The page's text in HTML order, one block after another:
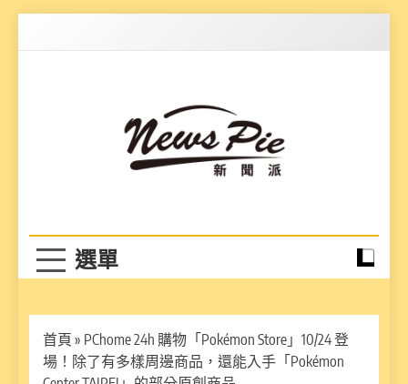
首頁 » PChome 24h 購物「Pokémon Store」10/24 登
場！除了有多樣周邊商品，還能入手「Pokémon